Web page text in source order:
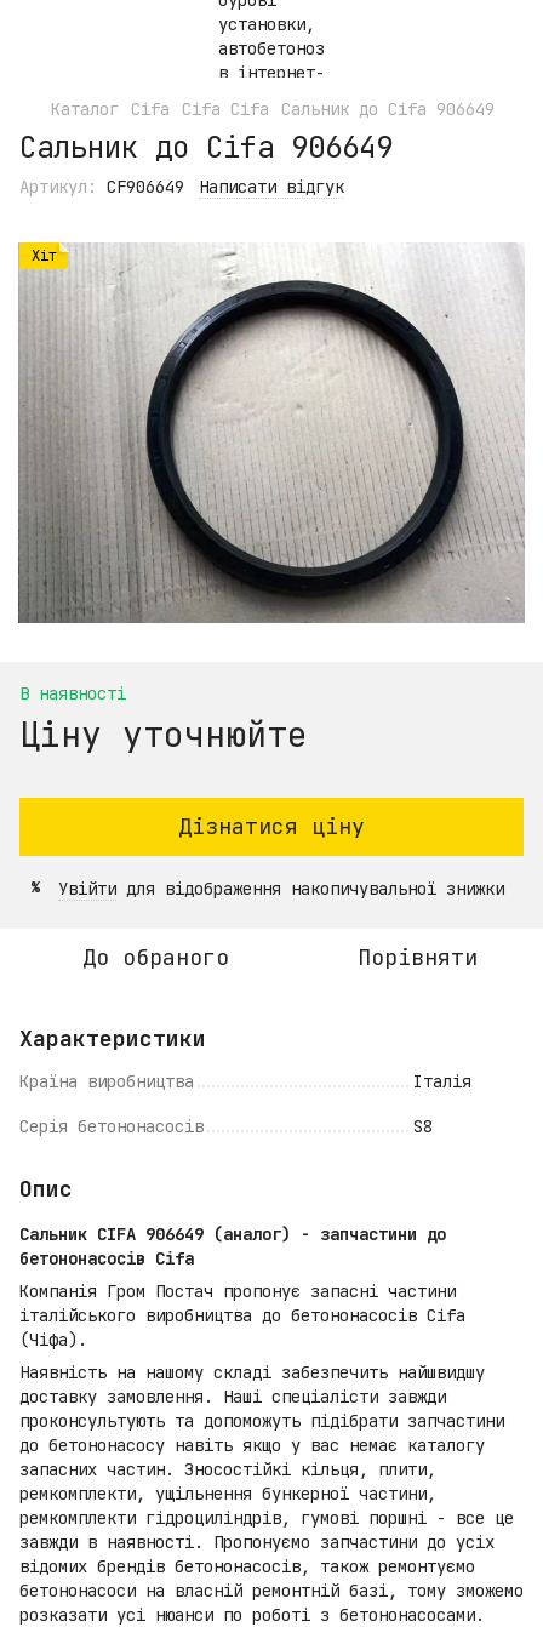
Каталог Cifa Cifa Cifa Сальник до Cifa 906649
Сальник до Cifa 906649
Артикул: CF906649 Написати відгук
Хіт
В наявності
Ціну уточнюйте
Дізнатися ціну
% Увійти для відображення накопичувальної знижки
До обраного Порівняти
Характеристики
Країна виробництва Італія
Серія бетононасосів S8
Опис
Сальник CIFA 906649 (аналог) - запчастини до
бетононасосів Cifa
Компанія Гром Постач пропонує запасні частини
італійського виробництва до бетононасосів Cifa
(Чіфа).
Наявність на нашому складі забезпечить найшвидшу
доставку замовлення. Наші спеціалісти завжди
проконсультують та допоможуть підібрати запчастини
до бетононасосу навіть якщо у вас немає каталогу
запасних частин. Зносостійкі кільця, плити,
ремкомплекти, ущільнення бункерної частини,
ремкомплекти гідроциліндрів, гумові поршні - все це
завжди в наявності. Пропонуємо запчастини до усіх
відомих брендів бетононасосів, також ремонтуємо
бетононасоси на власній ремонтній базі, тому зможемо
розказати усі нюанси по роботі з бетононасосами.